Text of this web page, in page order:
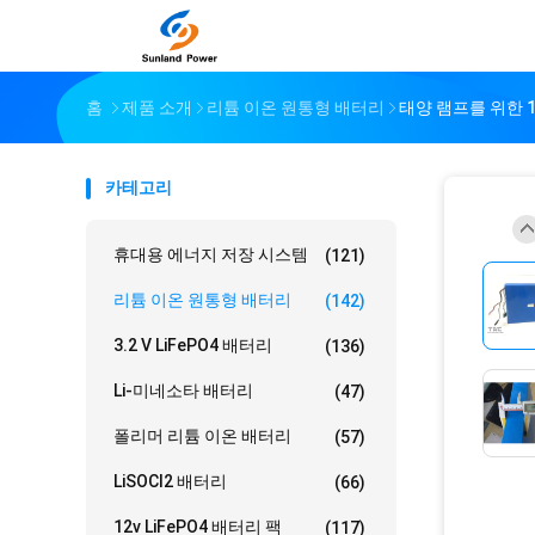
홈 제품 소개 리튬 이온 원통형 배터리 태양 램프를 위한
카테고리
휴대용 에너지 저장 시스템 (121)
리튬 이온 원통형 배터리 (142)
3.2 V LiFePO4 배터리 (136)
Li-미네소타 배터리 (47)
폴리머 리튬 이온 배터리 (57)
LiSOCl2 배터리 (66)
12v LiFePO4 배터리 팩 (117)